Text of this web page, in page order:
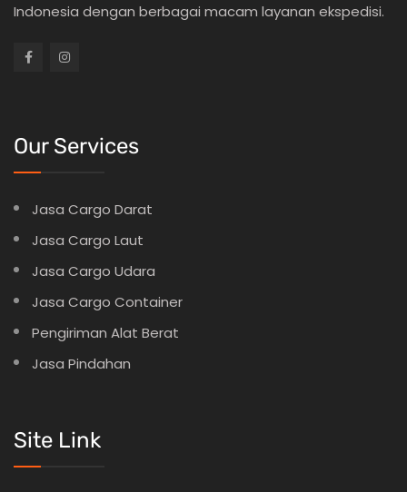
Indonesia dengan berbagai macam layanan ekspedisi.
Our Services
Jasa Cargo Darat
Jasa Cargo Laut
Jasa Cargo Udara
Jasa Cargo Container
Pengiriman Alat Berat
Jasa Pindahan
Site Link